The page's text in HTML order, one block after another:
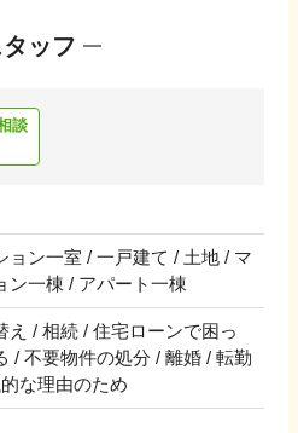
タッフ
談
ョン一室 / 一戸建て / 土地 / マ
ン一棟 / アパート一棟
え / 相続 / 住宅ローンで困っ
/ 不要物件の処分 / 離婚 / 転勤
な理由のため